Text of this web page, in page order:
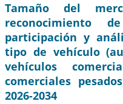
Tamaño del
reconocimiento
participación y
tipo de vehículo
vehículos
comerciales
2026-2034